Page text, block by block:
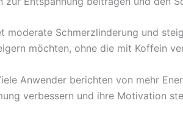
Schmerzlinderung und
möchten, ohne die mit Koffein
Anwender berichten von mehr
verbessern und ihre Motivation